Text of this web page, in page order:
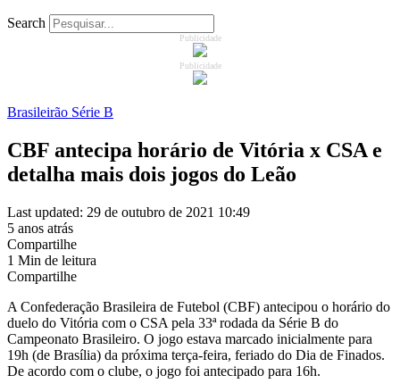
Search
Publicidade
Publicidade
Brasileirão Série B
CBF antecipa horário de Vitória x CSA e
detalha mais dois jogos do Leão
Last updated: 29 de outubro de 2021 10:49
5 anos atrás
Compartilhe
1 Min de leitura
Compartilhe
A Confederação Brasileira de Futebol (CBF) antecipou o horário do
duelo do Vitória com o CSA pela 33ª rodada da Série B do
Campeonato Brasileiro. O jogo estava marcado inicialmente para
19h (de Brasília) da próxima terça-feira, feriado do Dia de Finados.
De acordo com o clube, o jogo foi antecipado para 16h.